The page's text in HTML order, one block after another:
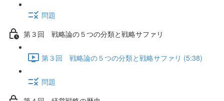
問題
第３回 戦略論の５つの分類と戦略サファリ
第３回 戦略論の５つの分類と戦略サファリ (5:38)
問題